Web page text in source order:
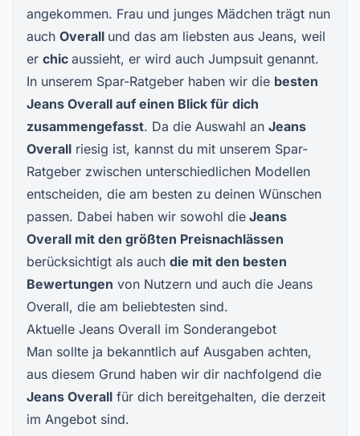
angekommen. Frau und junges Mädchen trägt nun
auch Overall und das am liebsten aus Jeans, weil
er chic aussieht, er wird auch Jumpsuit genannt.
In unserem Spar-Ratgeber haben wir die besten
Jeans Overall auf einen Blick für dich
zusammengefasst. Da die Auswahl an Jeans
Overall riesig ist, kannst du mit unserem Spar-
Ratgeber zwischen unterschiedlichen Modellen
entscheiden, die am besten zu deinen Wünschen
passen. Dabei haben wir sowohl die Jeans
Overall mit den größten Preisnachlässen
berücksichtigt als auch die mit den besten
Bewertungen von Nutzern und auch die Jeans
Overall, die am beliebtesten sind.
Aktuelle Jeans Overall im Sonderangebot
Man sollte ja bekanntlich auf Ausgaben achten,
aus diesem Grund haben wir dir nachfolgend die
Jeans Overall für dich bereitgehalten, die derzeit
im Angebot sind.